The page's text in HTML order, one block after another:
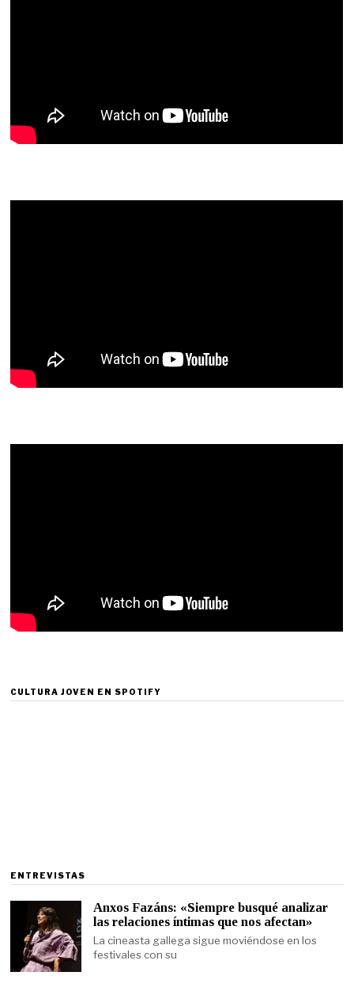
CULTURA JOVEN EN SPOTIFY
ENTREVISTAS
Anxos Fazáns: «Siempre busqué analizar
las relaciones íntimas que nos afectan»
La cineasta gallega sigue moviéndose en los
festivales con su